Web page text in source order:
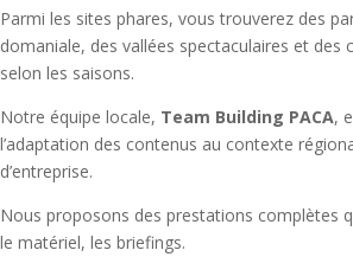
Parmi les sites phares, vous trouverez des
domaniale, des vallées spectaculaires et des
selon les saisons.
Notre équipe locale, Team Building PACA,
l’adaptation des contenus au contexte
d’entreprise.
Nous proposons des prestations complètes
le matériel, les briefings.